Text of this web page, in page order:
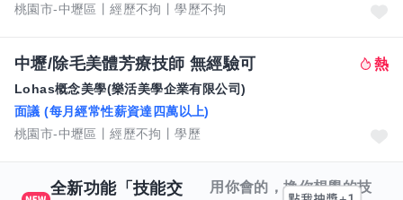
桃園市-中壢區
經歷不拘 學歷不拘
中壢/除毛美體芳療技師 無經驗可
Lohas概念美學(樂活美學企業有限公司)
面議 (每月經常性薪資達四萬以上)
桃園市-中壢區
經歷不拘 學歷
全新功能「技能交
用你會的，換你想學的技